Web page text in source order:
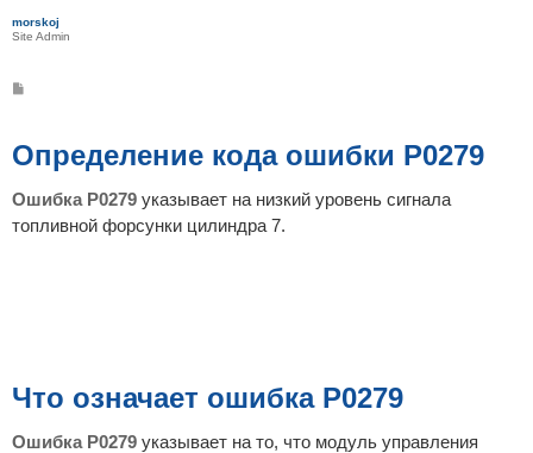
morskoj
Site Admin
щ
е
е
Определение кода ошибки P0279
Ошибка P0279 указывает на низкий уровень сигнала
топливной форсунки цилиндра 7.
Что означает ошибка P0279
Ошибка P0279 указывает на то, что модуль управления